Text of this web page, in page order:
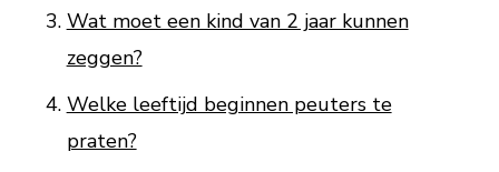
Wat moet een kind van 2 jaar kunnen
zeggen?
Welke leeftijd beginnen peuters te
praten?